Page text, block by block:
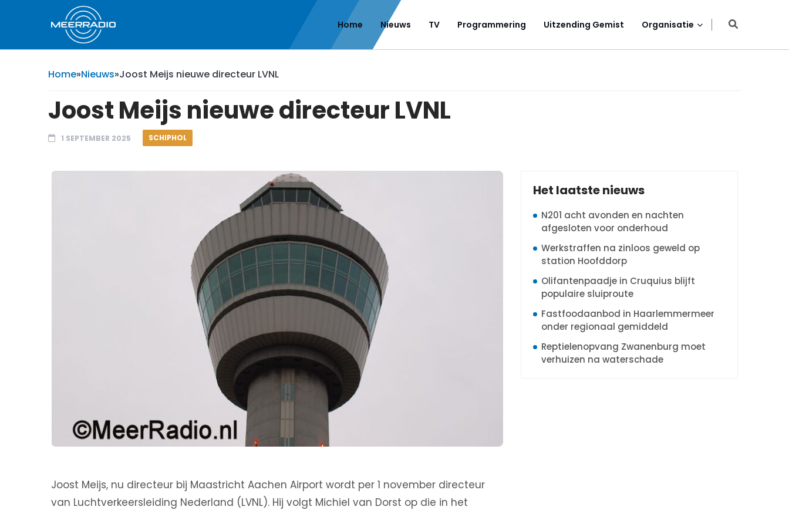
Home Nieuws TV Programmering Uitzending Gemist Organisatie
Home»Nieuws»Joost Meijs nieuwe directeur LVNL
Joost Meijs nieuwe directeur LVNL
1 SEPTEMBER 2025 SCHIPHOL
Joost Meijs, nu directeur bij Maastricht Aachen Airport wordt per 1 november directeur
van Luchtverkeersleiding Nederland (LVNL). Hij volgt Michiel van Dorst op die in het
Het laatste nieuws
N201 acht avonden en nachten
afgesloten voor onderhoud
Werkstraffen na zinloos geweld op
station Hoofddorp
Olifantenpaadje in Cruquius blijft
populaire sluiproute
Fastfoodaanbod in Haarlemmermeer
onder regionaal gemiddeld
Reptielenopvang Zwanenburg moet
verhuizen na waterschade